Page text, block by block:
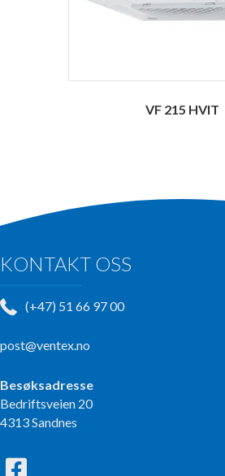
VF 215 HVIT
KONTAKT OSS
(+47) 51 66 97 00
post@ventex.no
Besøksadresse
Bedriftsveien 20
4313 Sandnes